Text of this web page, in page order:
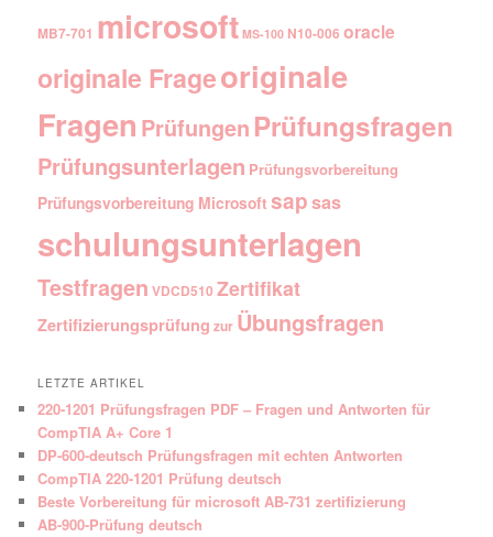
MB7-701 microsoft MS-100 N10-006 oracle
originale Frageoriginale
Fragen Prüfungen Prüfungsfragen
Prüfungsunterlagen Prüfungsvorbereitung
Prüfungsvorbereitung Microsoft sapsas
schulungsunterlagen
Testfragen VDCD510 Zertifikat
Zertifizierungsprüfung zur Übungsfragen
LETZTE ARTIKEL
220-1201 Prüfungsfragen PDF – Fragen und Antworten für
CompTIA A+ Core 1
DP-600-deutsch Prüfungsfragen mit echten Antworten
CompTIA 220-1201 Prüfung deutsch
Beste Vorbereitung für microsoft AB-731 zertifizierung
AB-900-Prüfung deutsch